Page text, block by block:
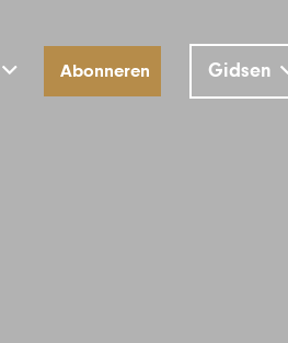
Abonneren Gidsen